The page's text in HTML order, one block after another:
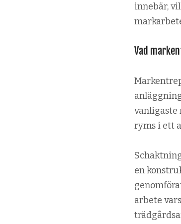
innebär,
Vad
ryms i ett
en
arbete